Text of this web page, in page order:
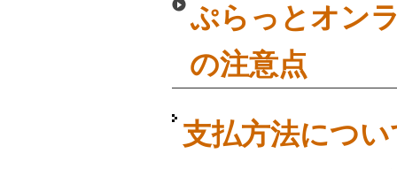
ぷらっとオン
の注意点
支払方法につい